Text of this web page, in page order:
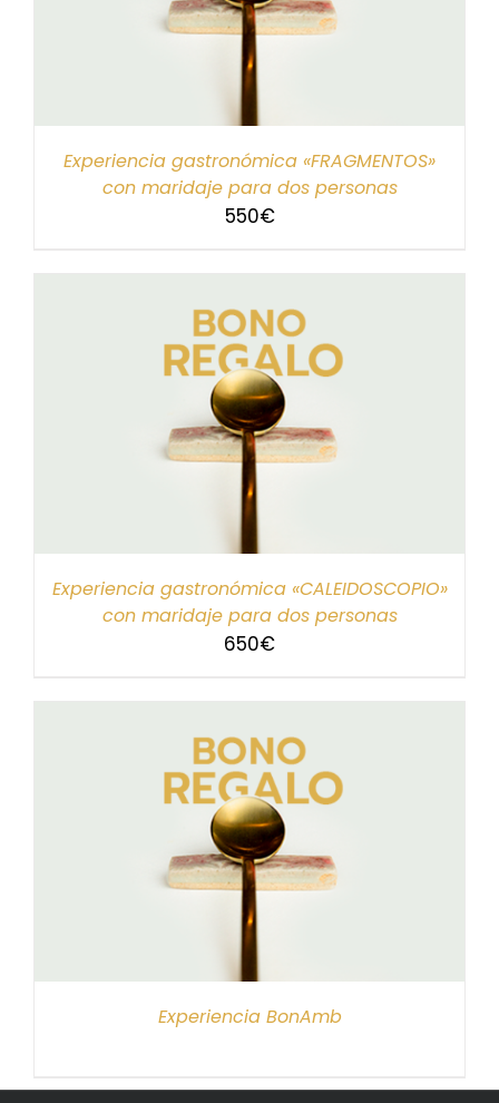
Experiencia gastronómica «FRAGMENTOS»
con maridaje para dos personas
550€
Experiencia gastronómica «CALEIDOSCOPIO»
con maridaje para dos personas
650€
Experiencia BonAmb